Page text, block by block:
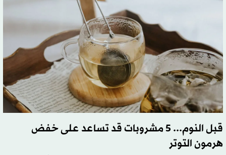
قبل النوم... 5 مشروبات قد تساعد على خفض
هرمون التوتر